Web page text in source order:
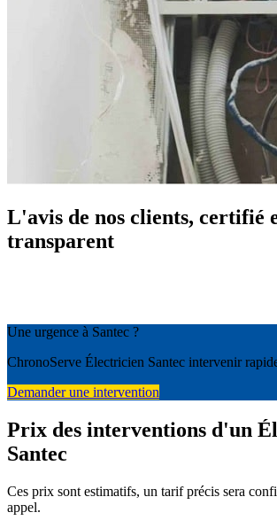
L'avis de nos clients, certifié
transparent
Une urgence à Santec ?
ChronoServe Électricien Santec intervenir
Demander une intervention
Prix des interventions d'un
Santec
Ces prix sont estimatifs, un tarif précis sera
appel.